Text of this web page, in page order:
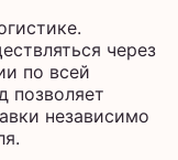
через
по всей
позволяет
независимо